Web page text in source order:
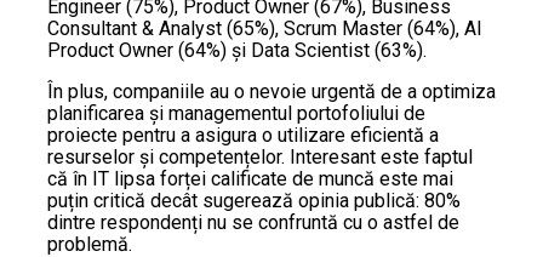
Engineer (75%), Product Owner (67%), Business
Consultant & Analyst (65%), Scrum Master (64%), AI
Product Owner (64%) și Data Scientist (63%).
În plus, companiile au o nevoie urgentă de a optimiza
planificarea și managementul portofoliului de
proiecte pentru a asigura o utilizare eficientă a
resurselor și competențelor. Interesant este faptul
că în IT lipsa forței calificate de muncă este mai
puțin critică decât sugerează opinia publică: 80%
dintre respondenți nu se confruntă cu o astfel de
problemă.